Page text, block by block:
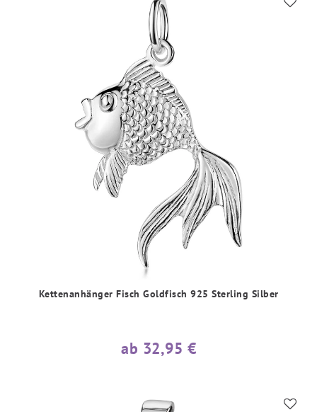
Kettenanhänger Fisch Goldfisch 925 Sterling Silber
ab 32,95 €